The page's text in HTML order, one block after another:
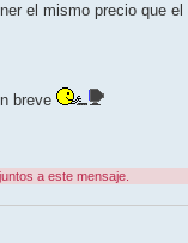
el mismo precio que
breve
a este mensaje.